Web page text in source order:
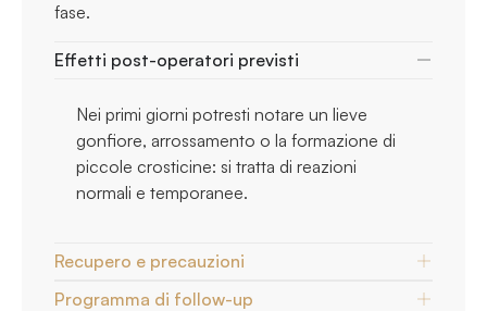
fase.
Effetti post-operatori previsti
Nei primi giorni potresti notare un lieve
gonfiore, arrossamento o la formazione di
piccole crosticine: si tratta di reazioni
normali e temporanee.
Recupero e precauzioni
Programma di follow-up